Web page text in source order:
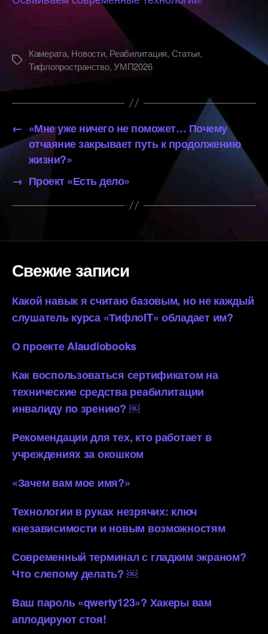
Метки
Камерата, Новости, Реабилитация, Статьи,
Тифлопространство,УМП2026
← «Мне уже ничего не поможет… Почему
отчаяние закрывает путь к продолжению
жизни?»
→ Проект «Есть дело»
Свежие записи
Какой навык я считаю базовым, но не каждый
слушатель курса «ТифлоIT» обладает им?
О проекте AIaudiobooks
Как воспользоваться сертификатом на
технические средства реабилитации
инвалиду по зрению? ￼
Рекомендации для тех, кто работает в
учреждениях за окошком
«Зачем вам мое имя?»
Технологии в руках незрячих: ключ
кнезависимости и новым возможностям
Современный терминал с гладким экраном?
Что слепому делать? ￼
Ваш пароль «qwerty123»? Хакеры вам
аплодируют стоя!